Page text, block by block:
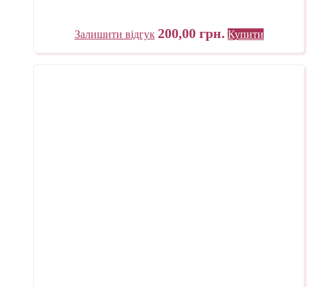
Залишити відгук 200,00 грн. Купити